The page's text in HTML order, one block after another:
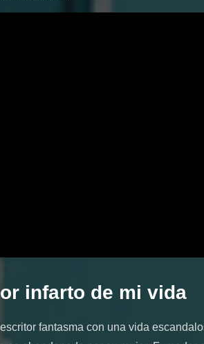
infarto de mi vida
fantasma con una vida